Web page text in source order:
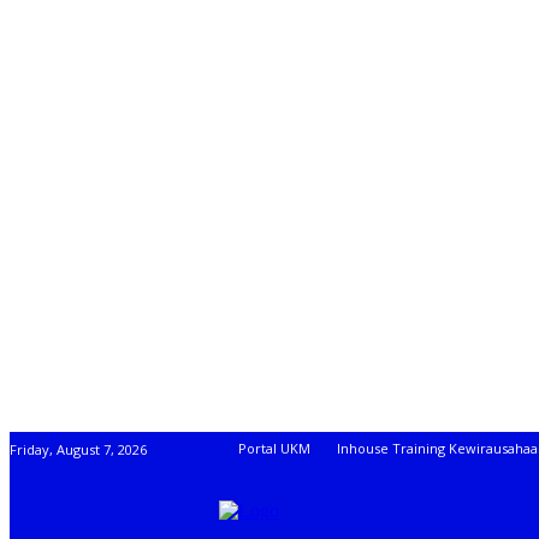
Friday, August 7, 2026 Portal UKM Inhouse Training